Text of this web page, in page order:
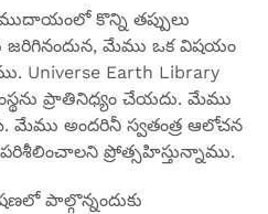
కొన్ని తప్పులు
మేము ఒక విషయం
Universe Earth Library
ప్రాతినిధ్యం చేయదు. మేము
అందరినీ స్వతంత్ర ఆలోచన
ప్రోత్సహిస్తున్నాము.
పాల్గొన్నందుకు